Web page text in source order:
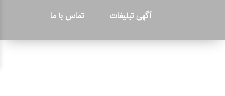
آگهی تبلیغات
تماس با ما